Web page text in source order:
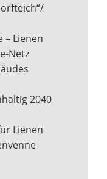
– Lienen
Netz
2040
Lienen